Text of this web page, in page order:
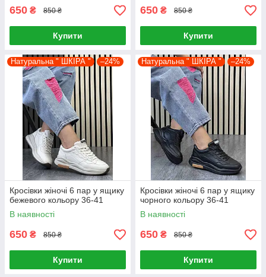
650 ₴ 850 ₴
Купити
650 ₴ 850 ₴
Купити
Натуральна " ШКІРА " –24%
Кросівки жіночі 6 пар у ящику
бежевого кольору 36-41
В наявності
650 ₴ 850 ₴
Купити
Натуральна " ШКІРА " –24%
Кросівки жіночі 6 пар у ящику
чорного кольору 36-41
В наявності
650 ₴ 850 ₴
Купити